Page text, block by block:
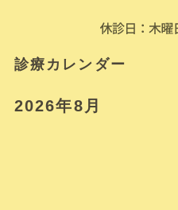
診療カレンダー
2026年8月